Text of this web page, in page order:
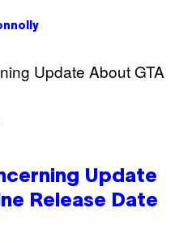
Update
Release Date